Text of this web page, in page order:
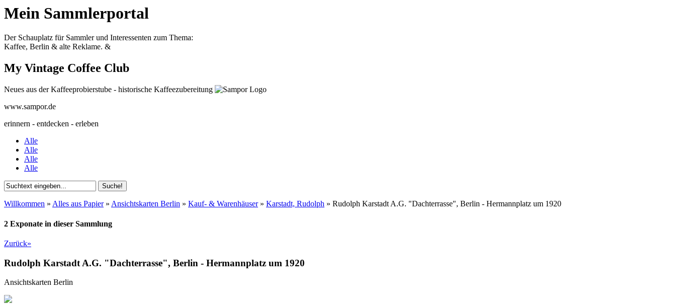
Mein Sammlerportal
Der Schauplatz für Sammler und Interessenten zum Thema:
Kaffee, Berlin & alte Reklame. &
My Vintage Coffee Club
Neues aus der Kaffeeprobierstube - historische Kaffeezubereitung
www.sampor.de
erinnern - entdecken - erleben
Alle
Alle
Alle
Alle
Willkommen » Alles aus Papier» Ansichtskarten Berlin » Kauf- & Warenhäuser» Karstadt, Rudolph » Rudolph Karstadt A.G. "Dachterrasse", Berlin - Hermannplatz um 1920
2 Exponate in dieser Sammlung
Zurück»
Rudolph Karstadt A.G. "Dachterrasse", Berlin - Hermannplatz um 1920
Ansichtskarten Berlin